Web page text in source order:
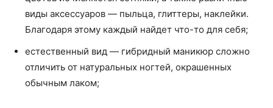
виды аксессуаров — пыльца, глиттеры, наклейки.
Благодаря этому каждый найдет что-то для себя;
естественный вид — гибридный маникюр сложно
отличить от натуральных ногтей, окрашенных
обычным лаком;